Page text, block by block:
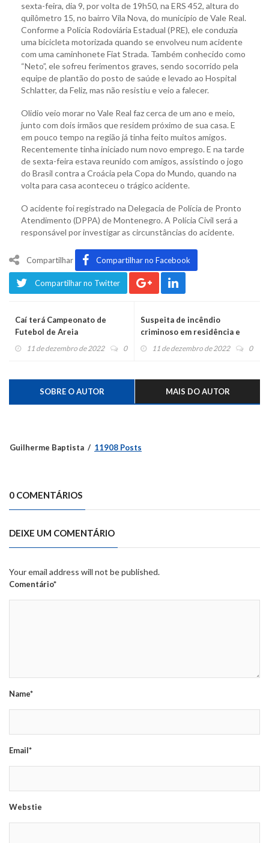
sexta-feira, dia 9, por volta de 19h50, na ERS 452, altura do
quilômetro 15, no bairro Vila Nova, do município de Vale Real.
Conforme a Polícia Rodoviária Estadual (PRE), ele conduzia
uma bicicleta motorizada quando se envolveu num acidente
com uma caminhonete Fiat Strada. Também conhecido como
“Neto”, ele sofreu ferimentos graves, sendo socorrido pela
equipe de plantão do posto de saúde e levado ao Hospital
Schlatter, da Feliz, mas não resistiu e veio a falecer.
Olidio veio morar no Vale Real faz cerca de um ano e meio,
junto com dois irmãos que residem próximo de sua casa. E
em pouco tempo na região já tinha feito muitos amigos.
Recentemente tinha iniciado num novo emprego. E na tarde
de sexta-feira estava reunido com amigos, assistindo o jogo
do Brasil contra a Croácia pela Copa do Mundo, quando na
volta para casa aconteceu o trágico acidente.
O acidente foi registrado na Delegacia de Polícia de Pronto
Atendimento (DPPA) de Montenegro. A Polícia Civil será a
responsável por investigar as circunstâncias do acidente.
Compartilhar Compartilhar no Facebook
Compartilhar no Twitter
Caí terá Campeonato de
Futebol de Areia
11 de dezembro de 2022 0
Suspeita de incêndio
criminoso em residência e
carro11 de dezembro de 2022 0
SOBRE O AUTOR MAIS DO AUTOR
Guilherme Baptista 11908 Posts
0 COMENTÁRIOS
DEIXE UM COMENTÁRIO
Your email address will not be published.
Comentário*
Name*
Email*
Webstie